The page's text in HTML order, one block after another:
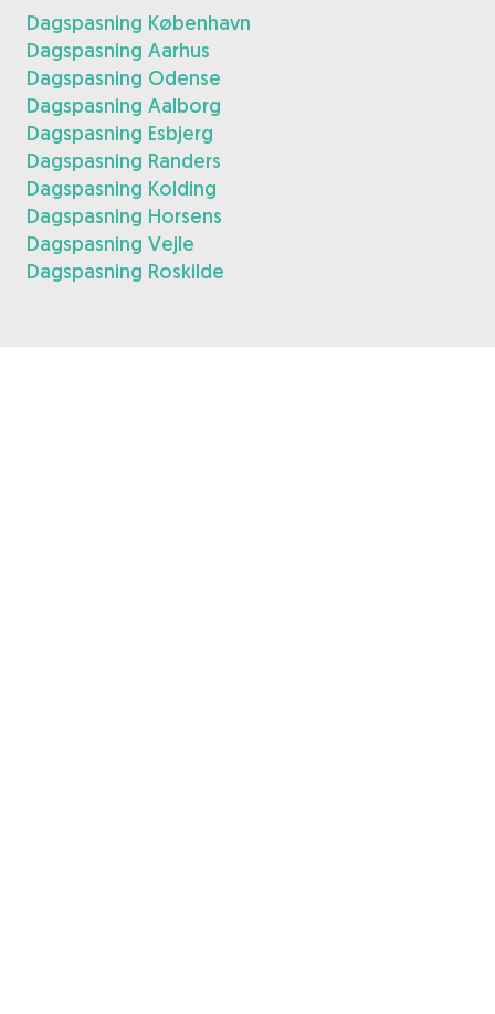
Dagspasning København
Dagspasning Aarhus
Dagspasning Odense
Dagspasning Aalborg
Dagspasning Esbjerg
Dagspasning Randers
Dagspasning Kolding
Dagspasning Horsens
Dagspasning Vejle
Dagspasning Roskilde